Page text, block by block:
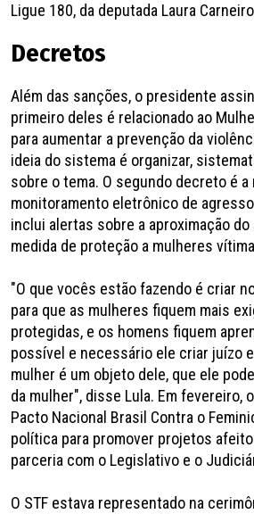
Ligue 180, da deputada Laura
Decretos
Além das sanções, o presidente
primeiro deles é relacionado ao
para aumentar a prevenção da
ideia do sistema é organizar,
sobre o tema. O segundo decreto é
monitoramento eletrônico de
inclui alertas sobre a aproximação
medida de proteção a mulheres
"O que vocês estão fazendo é criar
para que as mulheres fiquem mais
protegidas, e os homens fiquem
possível e necessário ele criar juízo
mulher é um objeto dele, que ele
da mulher", disse Lula. Em fevereiro,
Pacto Nacional Brasil Contra o
política para promover projetos
parceria com o Legislativo e o
O STF estava representado na